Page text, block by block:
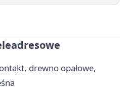
drewno opałowe,